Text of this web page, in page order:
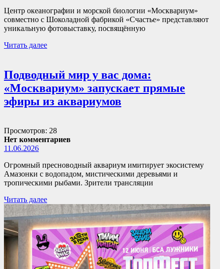
Центр океанографии и морской биологии «Москвариум»
совместно с Шоколадной фабрикой «Счастье» представляют
уникальную фотовыставку, посвящённую
Читать далее
Подводный мир у вас дома:
«Москвариум» запускает прямые
эфиры из аквариумов
Просмотров: 28
Нет комментариев
11.06.2026
Огромный пресноводный аквариум имитирует экосистему
Амазонки с водопадом, мистическими деревьями и
тропическими рыбами. Зрители трансляции
Читать далее